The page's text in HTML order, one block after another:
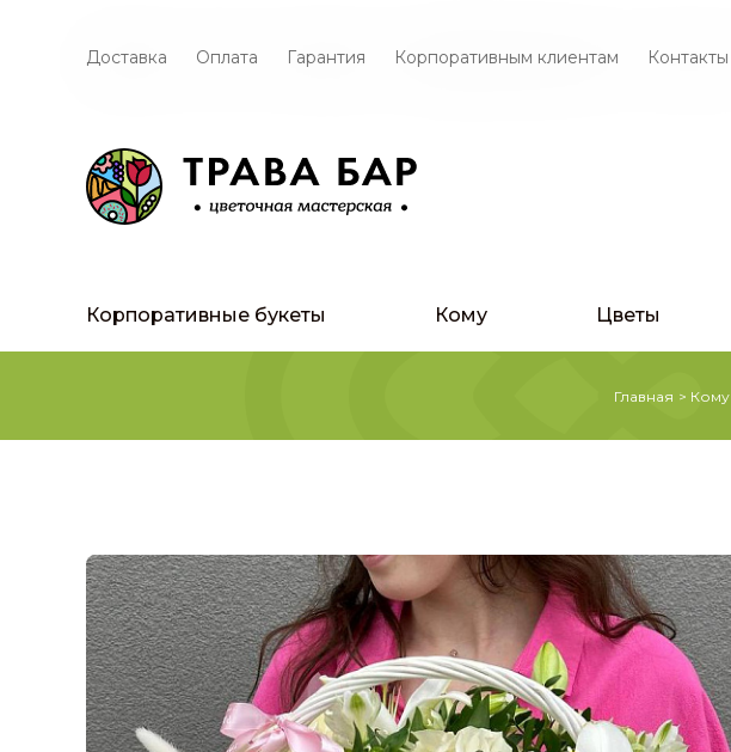
Доставка Оплата Гарантия Корпоративным клиентам Контакты
Корпоративные букеты Кому Цветы
Главная > Кому